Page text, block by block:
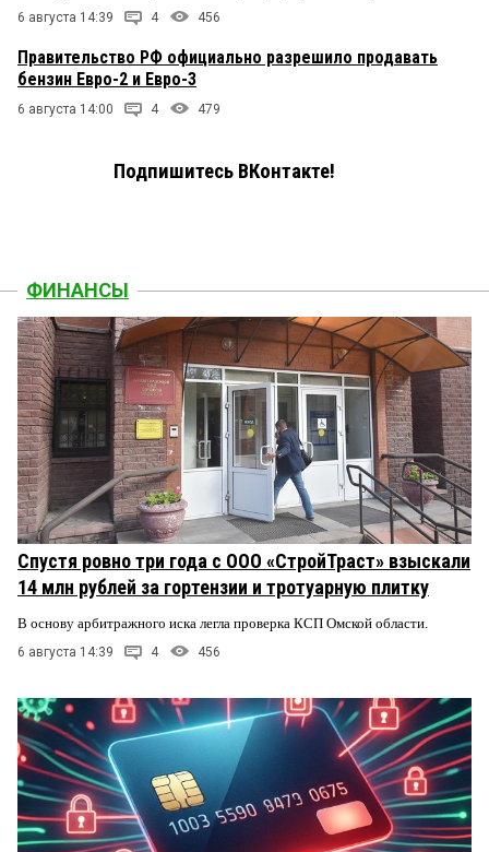
6 августа 14:39 4 456
Правительство РФ официально разрешило продавать
бензин Евро-2 и Евро-3
6 августа 14:00 4 479
Подпишитесь ВКонтакте!
ФИНАНСЫ
Спустя ровно три года с ООО «СтройТраст» взыскали
14 млн рублей за гортензии и тротуарную плитку
В основу арбитражного иска легла проверка КСП Омской области.
6 августа 14:39 4 456